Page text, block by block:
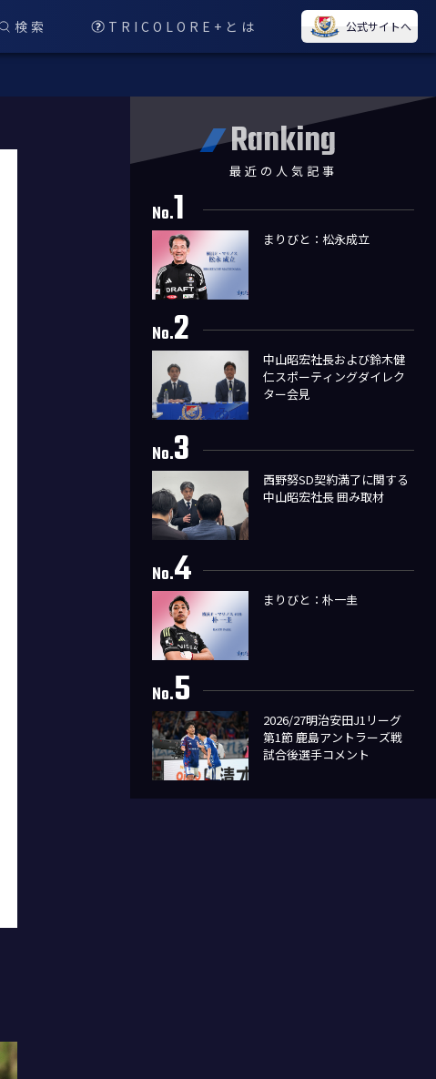
検索 TRICOLORE+とは 公式サイトへ
Ranking
最近の人気記事
No.1
まりびと：松永成立
No.2
中山昭宏社長および鈴木健
仁スポーティングダイレク
ター会見
No.3
西野努SD契約満了に関する
中山昭宏社長 囲み取材
No.4
まりびと：朴一圭
No.5
2026/27明治安田J1リーグ
第1節 鹿島アントラーズ戦
試合後選手コメント